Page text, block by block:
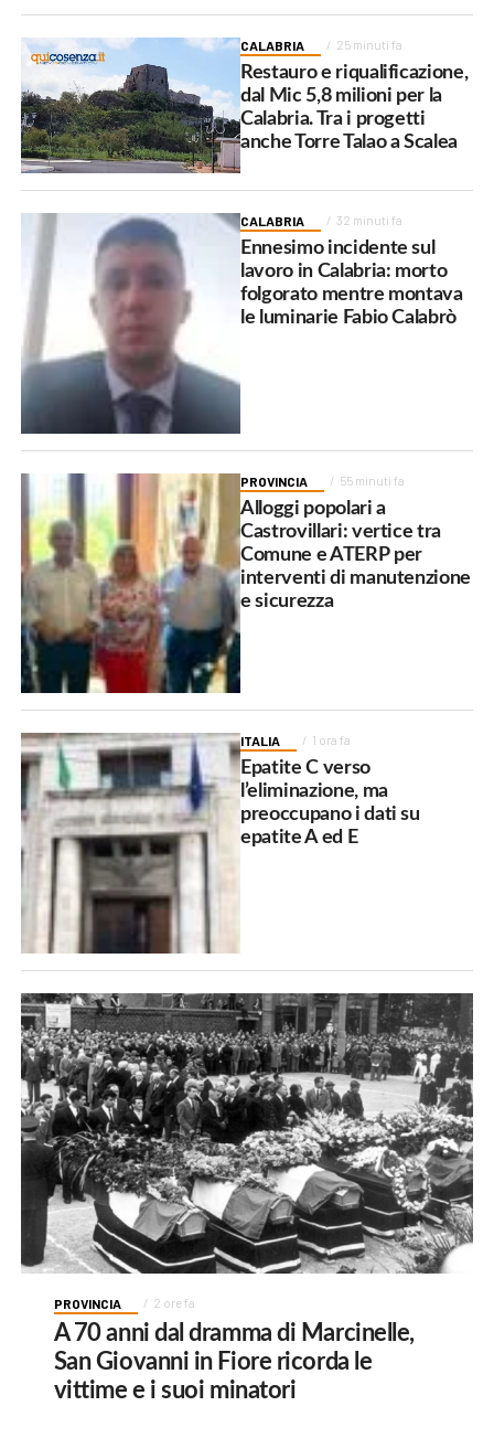
CALABRIA 25 minuti fa
Restauro e riqualificazione,
dal Mic 5,8 milioni per la
Calabria. Tra i progetti
anche Torre Talao a Scalea
CALABRIA 32 minuti fa
Ennesimo incidente sul
lavoro in Calabria: morto
folgorato mentre montava
le luminarie Fabio Calabrò
PROVINCIA 55 minuti fa
Alloggi popolari a
Castrovillari: vertice tra
Comune e ATERP per
interventi di manutenzione
e sicurezza
ITALIA 1 ora fa
Epatite C verso
l’eliminazione, ma
preoccupano i dati su
epatite A ed E
PROVINCIA 2 ore fa
A 70 anni dal dramma di Marcinelle,
San Giovanni in Fiore ricorda le
vittime e i suoi minatori